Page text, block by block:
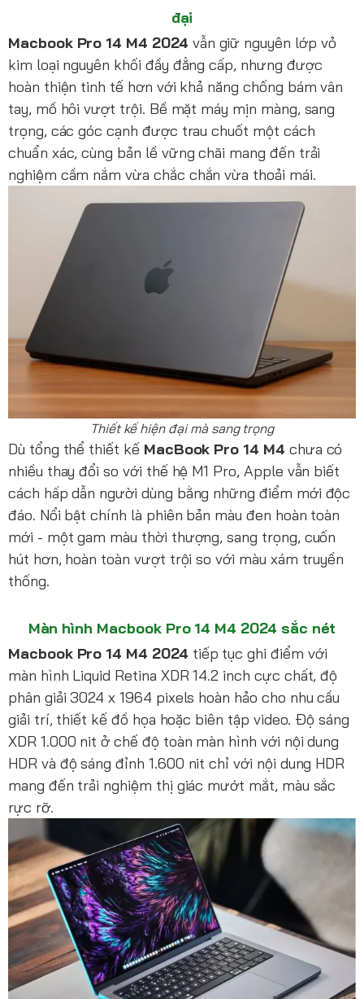
đại
Macbook Pro 14 M4 2024 vẫn giữ nguyên lớp vỏ
kim loại nguyên khối đầy đẳng cấp, nhưng được
hoàn thiện tinh tế hơn với khả năng chống bám vân
tay, mồ hôi vượt trội. Bề mặt máy mịn màng, sang
trọng, các góc cạnh được trau chuốt một cách
chuẩn xác, cùng bản lề vững chãi mang đến trải
nghiệm cầm nắm vừa chắc chắn vừa thoải mái.
Thiết kế hiện đại mà sang trọng
Dù tổng thể thiết kế MacBook Pro 14 M4 chưa có
nhiều thay đổi so với thế hệ M1 Pro, Apple vẫn biết
cách hấp dẫn người dùng bằng những điểm mới độc
đáo. Nổi bật chính là phiên bản màu đen hoàn toàn
mới - một gam màu thời thượng, sang trọng, cuốn
hút hơn, hoàn toàn vượt trội so với màu xám truyền
thống.
Màn hình Macbook Pro 14 M4 2024 sắc nét
Macbook Pro 14 M4 2024 tiếp tục ghi điểm với
màn hình Liquid Retina XDR 14.2 inch cực chất, độ
phân giải 3024 x 1964 pixels hoàn hảo cho nhu cầu
giải trí, thiết kế đồ họa hoặc biên tập video. Độ sáng
XDR 1.000 nit ở chế độ toàn màn hình với nội dung
HDR và độ sáng đỉnh 1.600 nit chỉ với nội dung HDR
mang đến trải nghiệm thị giác mướt mắt, màu sắc
rực rỡ.